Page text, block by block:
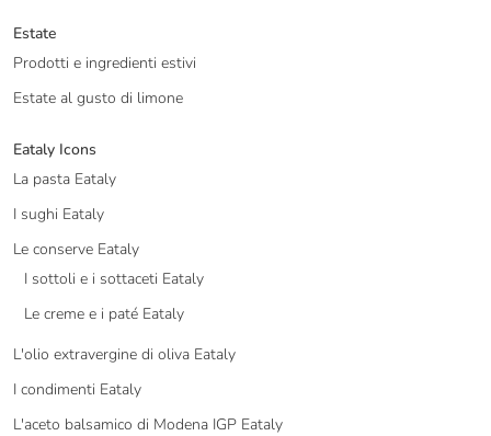
Estate
Prodotti e ingredienti estivi
Estate al gusto di limone
Eataly Icons
La pasta Eataly
I sughi Eataly
Le conserve Eataly
I sottoli e i sottaceti Eataly
Le creme e i paté Eataly
L'olio extravergine di oliva Eataly
I condimenti Eataly
L'aceto balsamico di Modena IGP Eataly